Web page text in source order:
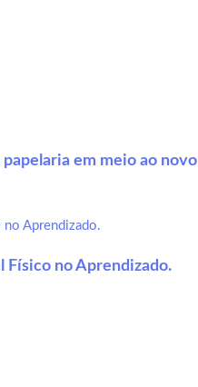
em meio ao novo
Físico no Aprendizado.